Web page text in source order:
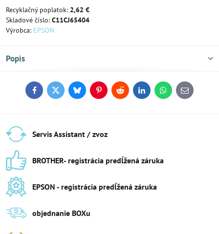
Recyklačný poplatok: 2,62 €
Skladové číslo: C11CJ65404
Výrobca: EPSON
Popis
FacebookTwitterBlueskyPinterestReddit LinkedInWhatsApp
E-
mail
Servis Assistant / zvoz
BROTHER- registrácia predĺžená záruka
EPSON - registrácia predĺžená záruka
objednanie BOXu